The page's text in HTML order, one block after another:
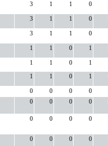
3 1 1 0
3 1 1 0
3 1 1 0
1 1 0 1
1 1 0 1
1 1 0 1
0 0 0 0
0 0 0 0
0 0 0 0
0 0 0 0